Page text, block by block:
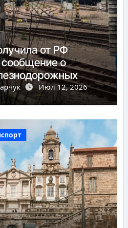
от РФ
о
Июл 12, 2026